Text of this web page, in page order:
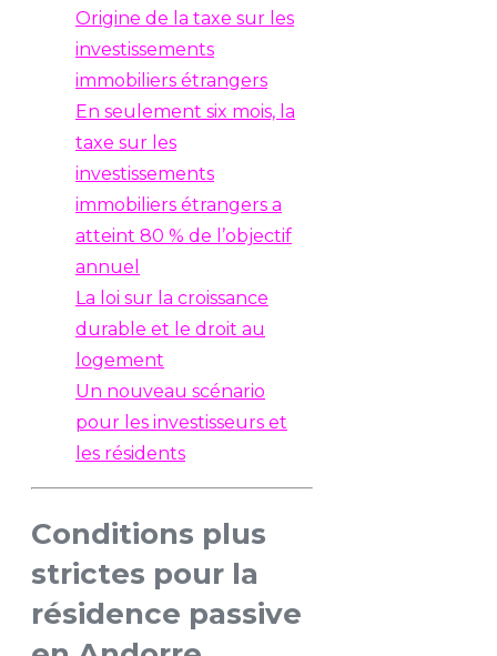
Origine de la taxe sur les
investissements
immobiliers étrangers
En seulement six mois, la
taxe sur les
investissements
immobiliers étrangers a
atteint 80 % de l’objectif
annuel
La loi sur la croissance
durable et le droit au
logement
Un nouveau scénario
pour les investisseurs et
les résidents
Conditions plus
strictes pour la
résidence passive